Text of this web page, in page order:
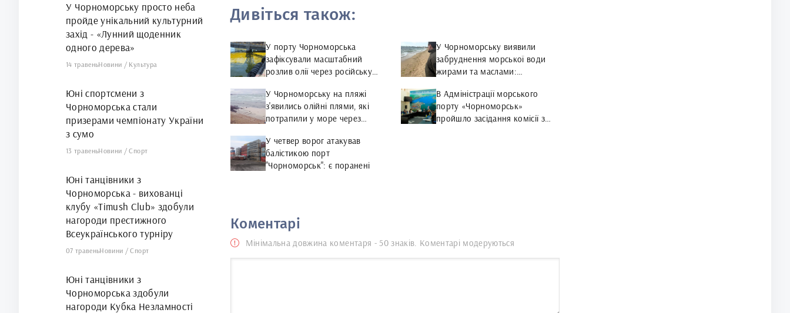
Дивіться також:
У порту Чорноморська
зафіксували масштабний
розлив олії через російську
У Чорноморську виявили
забруднення морської води
жирами та маслами:
перевірки
У Чорноморську на пляжі
з'явились олійні плями, які
потрапили у море через
В Адміністрації морського
порту «Чорноморськ»
пройшло засідання комісії з
У четвер ворог атакував
балістикою порт
"Чорноморськ": є поранені
Коментарі
Мінімальна довжина коментаря - 50 знаків. Коментарі модеруються
У Чорноморську просто неба
пройде унікальний культурний
захід - «Лунний щоденник
одного дерева»
14 травеньНовини / Культура
Юні спортсмени з
Чорноморська стали
призерами чемпіонату України
з сумо
13 травеньНовини /Спорт
Юні танцівники з
Чорноморська - вихованці
клубу «Timush Club» здобули
нагороди престижного
Всеукраїнського турніру
07 травеньНовини /Спорт
Юні танцівники з
Чорноморська здобули
нагороди Кубка Незламності